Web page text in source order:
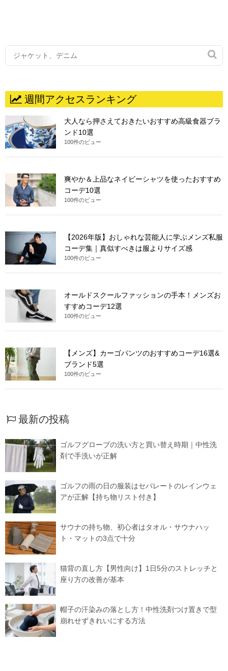

週間アクセスランキング
大人なら押さえておきたいおすすめ高級食器ブラ
ンド10選
100件のビュー
爽やか＆上品なネイビーシャツを使ったおすすめ
コーデ10選
100件のビュー
【2026年版】おしゃれな芸能人に学ぶメンズ私服
コーデ集｜真似すべきは服よりサイズ感
100件のビュー
オールドスクールファッションの手本！メンズお
すすめコーデ12選
100件のビュー
【メンズ】カーゴパンツのおすすめコーデ16選&
ブランド5選
100件のビュー
最新の投稿
ゴルフグローブの洗い方と買い替え時期｜中性洗
剤で手洗いが正解
ゴルフの雨の日の服装はセパレートのレインウェ
アが正解【持ち物リスト付き】
サウナの持ち物、初心者はタオル・サウナハッ
ト・マットの3点で十分
猫背の直し方【男性向け】1日5分のストレッチと
座り方の改善が基本
帽子の汗染みの落とし方！中性洗剤つけ置きで型
崩れせずきれいにする方法